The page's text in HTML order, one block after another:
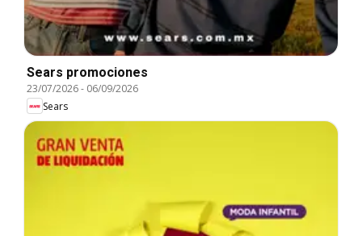
Sears promociones
23/07/2026- 06/09/2026
Sears